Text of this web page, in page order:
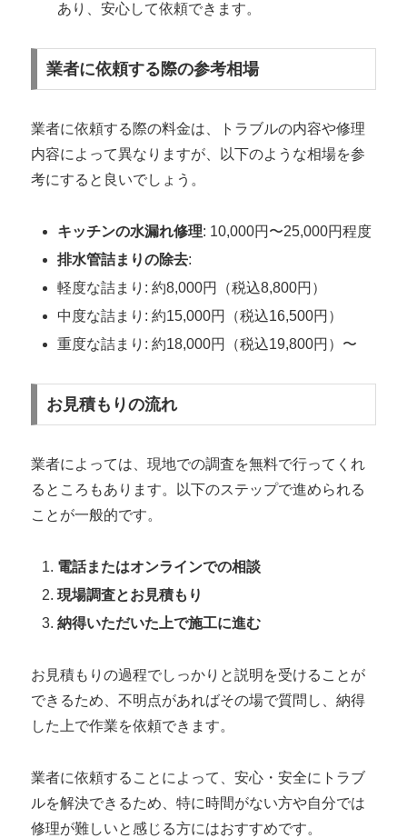
あり、安心して依頼できます。
業者に依頼する際の参考相場
業者に依頼する際の料金は、トラブルの内容や修理
内容によって異なりますが、以下のような相場を参
考にすると良いでしょう。
キッチンの水漏れ修理: 10,000円〜25,000円程度
排水管詰まりの除去:
軽度な詰まり: 約8,000円（税込8,800円）
中度な詰まり: 約15,000円（税込16,500円）
重度な詰まり: 約18,000円（税込19,800円）〜
お見積もりの流れ
業者によっては、現地での調査を無料で行ってくれ
るところもあります。以下のステップで進められる
ことが一般的です。
電話またはオンラインでの相談
現場調査とお見積もり
納得いただいた上で施工に進む
お見積もりの過程でしっかりと説明を受けることが
できるため、不明点があればその場で質問し、納得
した上で作業を依頼できます。
業者に依頼することによって、安心・安全にトラブ
ルを解決できるため、特に時間がない方や自分では
修理が難しいと感じる方にはおすすめです。